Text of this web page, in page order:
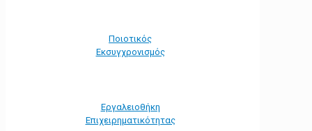
Ποιοτικός
Εκσυγχρονισμός
Εργαλειοθήκη
Eπιχειρηματικότητας